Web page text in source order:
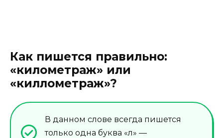
Как пишется правильно:
«километраж» или
«киллометраж»?
В данном слове всегда пишется
только одна буква «л» —